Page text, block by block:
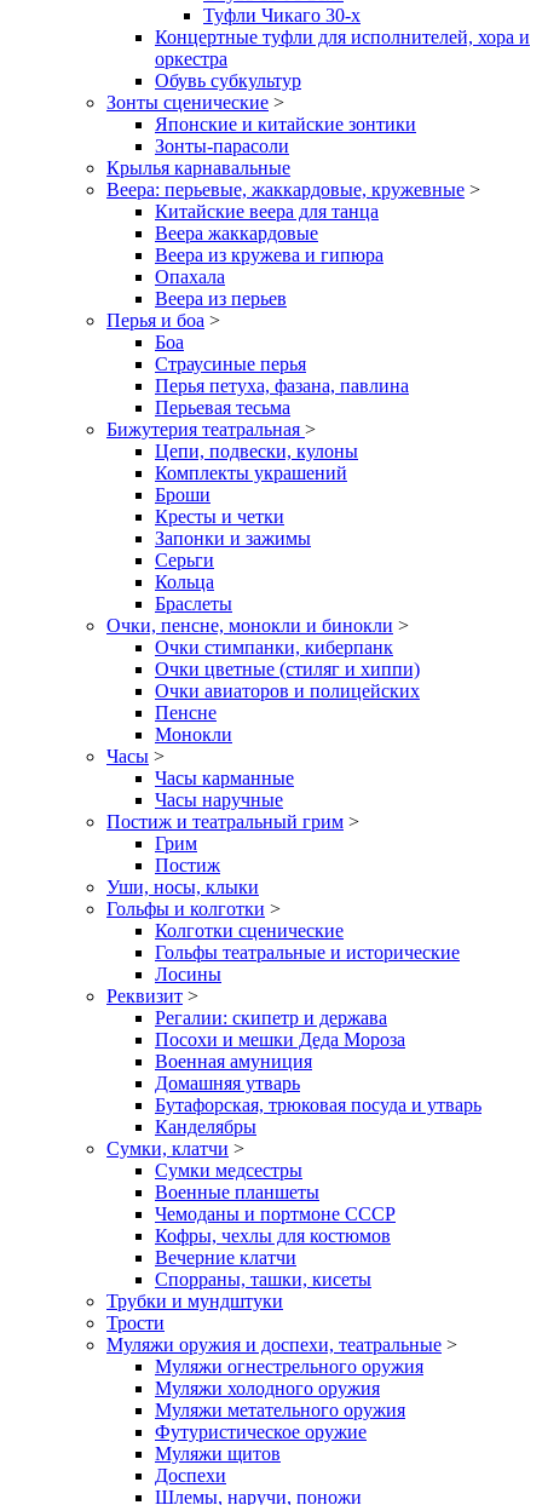
Туфли Чикаго 30-х
Концертные туфли для исполнителей, хора и
оркестра
Обувь субкультур
Зонты сценические >
Японские и китайские зонтики
Зонты-парасоли
Крылья карнавальные
Веера: перьевые, жаккардовые, кружевные >
Китайские веера для танца
Веера жаккардовые
Веера из кружева и гипюра
Опахала
Веера из перьев
Перья и боа >
Боа
Страусиные перья
Перья петуха, фазана, павлина
Перьевая тесьма
Бижутерия театральная >
Цепи, подвески, кулоны
Комплекты украшений
Броши
Кресты и четки
Запонки и зажимы
Серьги
Кольца
Браслеты
Очки, пенсне, монокли и бинокли >
Очки стимпанки, киберпанк
Очки цветные (стиляг и хиппи)
Очки авиаторов и полицейских
Пенсне
Монокли
Часы >
Часы карманные
Часы наручные
Постиж и театральный грим >
Грим
Постиж
Уши, носы, клыки
Гольфы и колготки >
Колготки сценические
Гольфы театральные и исторические
Лосины
Реквизит >
Регалии: скипетр и держава
Посохи и мешки Деда Мороза
Военная амуниция
Домашняя утварь
Бутафорская, трюковая посуда и утварь
Канделябры
Сумки, клатчи >
Сумки медсестры
Военные планшеты
Чемоданы и портмоне СССР
Кофры, чехлы для костюмов
Вечерние клатчи
Спорраны, ташки, кисеты
Трубки и мундштуки
Трости
Муляжи оружия и доспехи, театральные >
Муляжи огнестрельного оружия
Муляжи холодного оружия
Муляжи метательного оружия
Футуристическое оружие
Муляжи щитов
Доспехи
Шлемы, наручи, поножи